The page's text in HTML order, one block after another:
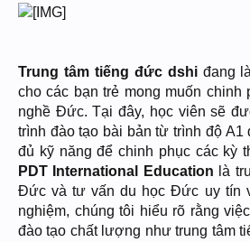
Trung tâm tiếng đức dshiđang
cho các bạn trẻ mong muốn chinh
nghề Đức. Tại đây, học viên sẽ
trình đào tạo bài bản từ trình độ A1
đủ kỹ năng để chinh phục các kỳ
PDT International Education là
Đức và tư vấn du học Đức uy tín
nghiệm, chúng tôi hiểu rõ rằng
đào tạo chất lượng như trung tâm